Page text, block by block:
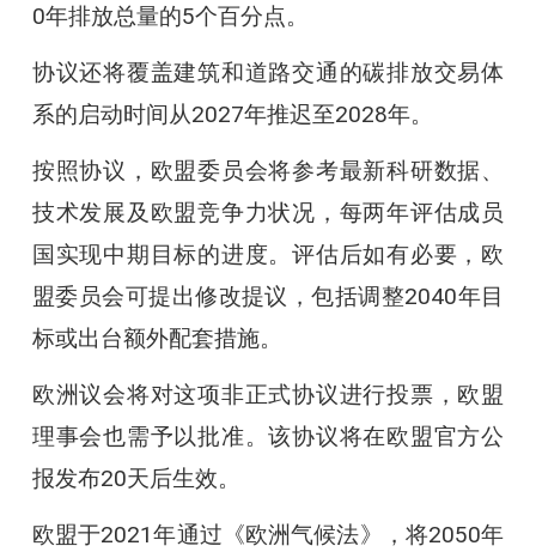
0年排放总量的5个百分点。
协议还将覆盖建筑和道路交通的碳排放交易体
系的启动时间从2027年推迟至2028年。
按照协议，欧盟委员会将参考最新科研数据、
技术发展及欧盟竞争力状况，每两年评估成员
国实现中期目标的进度。评估后如有必要，欧
盟委员会可提出修改提议，包括调整2040年目
标或出台额外配套措施。
欧洲议会将对这项非正式协议进行投票，欧盟
理事会也需予以批准。该协议将在欧盟官方公
报发布20天后生效。
欧盟于2021年通过《欧洲气候法》，将2050年